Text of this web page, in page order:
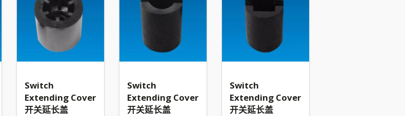
Switch
Extending Cover
开关延长盖
Switch
Extending Cover
开关延长盖
Switch
Extending Cover
开关延长盖